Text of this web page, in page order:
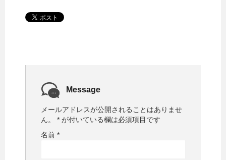
Message
メールアドレスが公開されることはありませ
ん。
* が付いている欄は必須項目です
名前 *